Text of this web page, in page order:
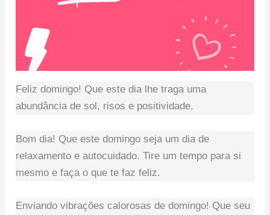
Feliz domingo! Que este dia lhe traga uma
abundância de sol, risos e positividade.
Bom dia! Que este domingo seja um dia de
relaxamento e autocuidado. Tire um tempo para si
mesmo e faça o que te faz feliz.
Enviando vibrações calorosas de domingo! Que seu